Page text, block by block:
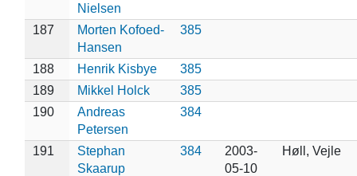
Nielsen
187
Morten Kofoed-
Hansen
385
188 Henrik Kisbye
385
189
Mikkel Holck
385
190
Andreas
Petersen
384
191
Stephan
Skaarup
384
2003-
05-10
Høll, Vejle